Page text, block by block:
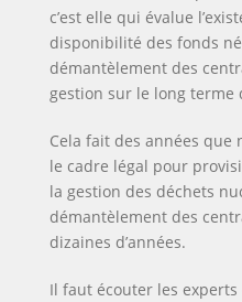
c’est elle qui évalue
disponibilité des fonds
démantèlement des
gestion sur le long terme
Cela fait des années que
le cadre légal pour
la gestion des déchets
démantèlement des
dizaines d’années.
Il faut écouter les experts